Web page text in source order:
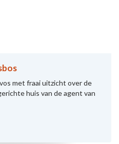
met fraai uitzicht over de
huis van de agent van